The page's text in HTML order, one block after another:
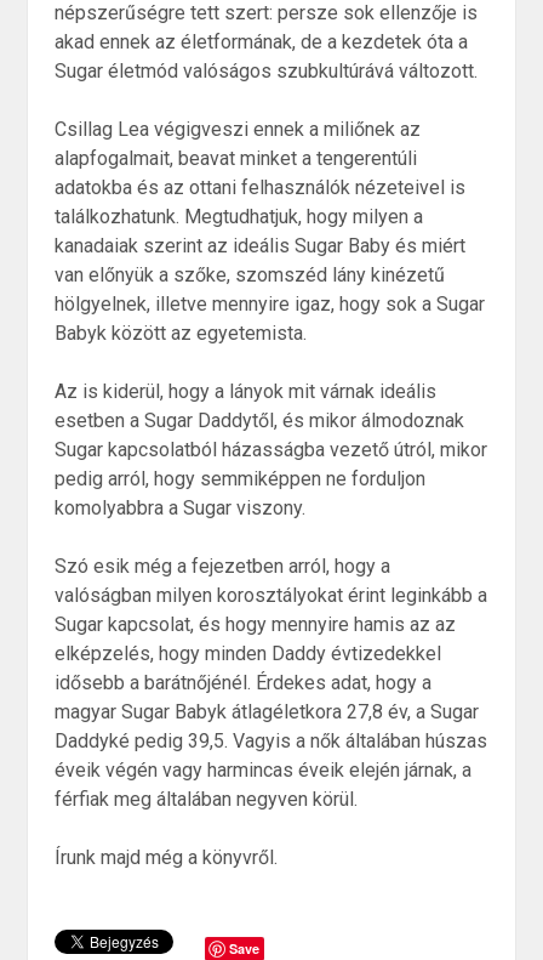
népszerűségre tett szert: persze sok ellenzője is
akad ennek az életformának, de a kezdetek óta a
Sugar életmód valóságos szubkultúrává változott.
Csillag Lea végigveszi ennek a miliőnek az
alapfogalmait, beavat minket a tengerentúli
adatokba és az ottani felhasználók nézeteivel is
találkozhatunk. Megtudhatjuk, hogy milyen a
kanadaiak szerint az ideális Sugar Baby és miért
van előnyük a szőke, szomszéd lány kinézetű
hölgyelnek, illetve mennyire igaz, hogy sok a Sugar
Babyk között az egyetemista.
Az is kiderül, hogy a lányok mit várnak ideális
esetben a Sugar Daddytől, és mikor álmodoznak
Sugar kapcsolatból házasságba vezető útról, mikor
pedig arról, hogy semmiképpen ne forduljon
komolyabbra a Sugar viszony.
Szó esik még a fejezetben arról, hogy a
valóságban milyen korosztályokat érint leginkább a
Sugar kapcsolat, és hogy mennyire hamis az az
elképzelés, hogy minden Daddy évtizedekkel
idősebb a barátnőjénél. Érdekes adat, hogy a
magyar Sugar Babyk átlagéletkora 27,8 év, a Sugar
Daddyké pedig 39,5. Vagyis a nők általában húszas
éveik végén vagy harmincas éveik elején járnak, a
férfiak meg általában negyven körül.
Írunk majd még a könyvről.
Save